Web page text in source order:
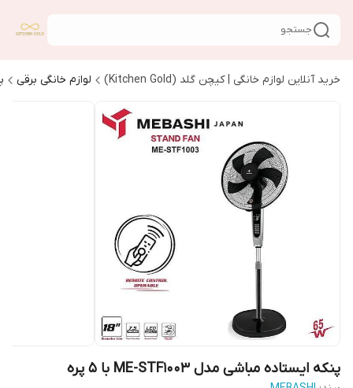
جستجو
خرید آنلاین لوازم خانگی | کیچن گلد (Kitchen Gold) لوازم خانگی برقی
پنکه ایستاده مباشی مدل ME-STF1003 با ۵ پره